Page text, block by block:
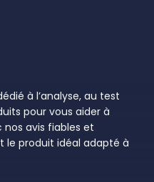
à l’analyse, au test
pour vous aider à
nos avis fiables et
le produit idéal adapté à